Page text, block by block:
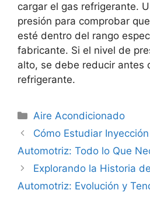
cargar el gas refrigerante.
presión para comprobar
esté dentro del rango
fabricante. Si el nivel de
alto, se debe reducir antes
refrigerante.
Categorías
Aire Acondicionado
Cómo Estudiar
Automotriz: Todo lo Que
Explorando la Historia
Automotriz: Evolución y